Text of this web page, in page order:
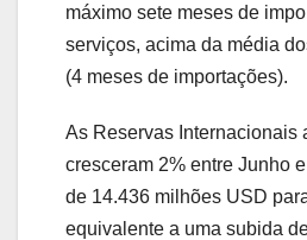
máximo sete meses de
serviços, acima da média
(4 meses de importações).
As Reservas Internacionais
cresceram 2% entre Junho
de 14.436 milhões USD
equivalente a uma subida